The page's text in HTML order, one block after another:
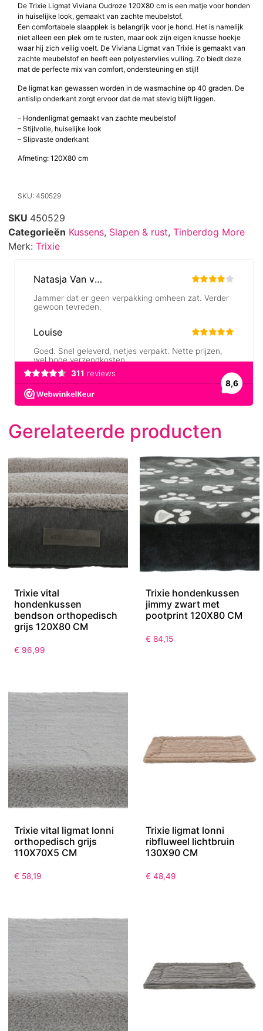
De Trixie Ligmat Viviana Oudroze 120X80 cm is een matje voor honden
in huiselijke look, gemaakt van zachte meubelstof.
Een comfortabele slaapplek is belangrijk voor je hond. Het is namelijk
niet alleen een plek om te rusten, maar ook zijn eigen knusse hoekje
waar hij zich veilig voelt. De Viviana Ligmat van Trixie is gemaakt van
zachte meubelstof en heeft een polyestervlies vulling. Zo biedt deze
mat de perfecte mix van comfort, ondersteuning en stijl!
De ligmat kan gewassen worden in de wasmachine op 40 graden. De
antislip onderkant zorgt ervoor dat de mat stevig blijft liggen.
– Hondenligmat gemaakt van zachte meubelstof
– Stijlvolle, huiselijke look
– Slipvaste onderkant
Afmeting: 120X80 cm
SKU: 450529
SKU 450529
Categorieën Kussens, Slapen & rust, Tinberdog More
Merk: Trixie
Gerelateerde producten
Trixie vital
hondenkussen
bendson orthopedisch
grijs 120X80 CM
€ 96,99
Trixie hondenkussen
jimmy zwart met
pootprint 120X80 CM
€ 84,15
Trixie vital ligmat lonni
orthopedisch grijs
110X70X5 CM
€ 58,19
Trixie ligmat lonni
ribfluweel lichtbruin
130X90 CM
€ 48,49